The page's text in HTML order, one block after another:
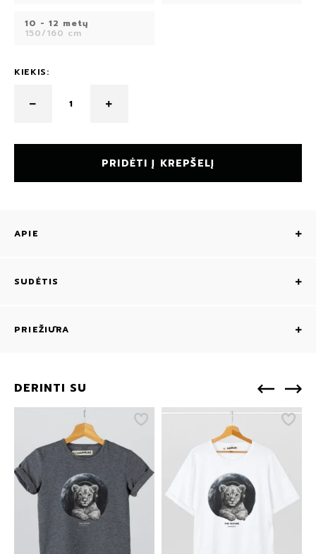
10 - 12 metų
150/160 cm
KIEKIS:
PRIDĖTI Į KREPŠELĮ
APIE
SUDĖTIS
PRIEŽIŪRA
DERINTI SU